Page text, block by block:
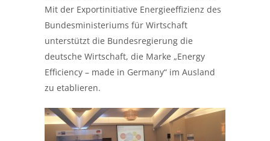
Mit der Exportinitiative Energieeffizienz des
Bundesministeriums für Wirtschaft
unterstützt die Bundesregierung die
deutsche Wirtschaft, die Marke „Energy
Efficiency – made in Germany“ im Ausland
zu etablieren.